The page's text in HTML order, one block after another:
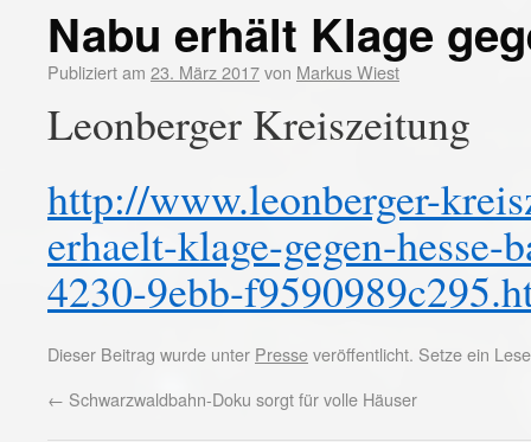
Nabu erhält Klage
Publiziert am 23. März 2017von Markus Wiest
Leonberger Kreiszeitung
http://www.leonberger-
erhaelt-klage-gegen-
4230-9ebb-
Dieser Beitrag wurde unter Presseveröffentlicht. Setze ein
← Schwarzwaldbahn-Doku sorgt für volle Häuser